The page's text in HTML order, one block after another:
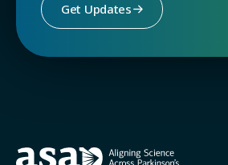
Get Updates